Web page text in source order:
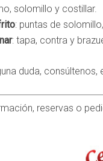
solomillo y costillar.
: puntas de
: tapa, contra y
duda,
reservas o